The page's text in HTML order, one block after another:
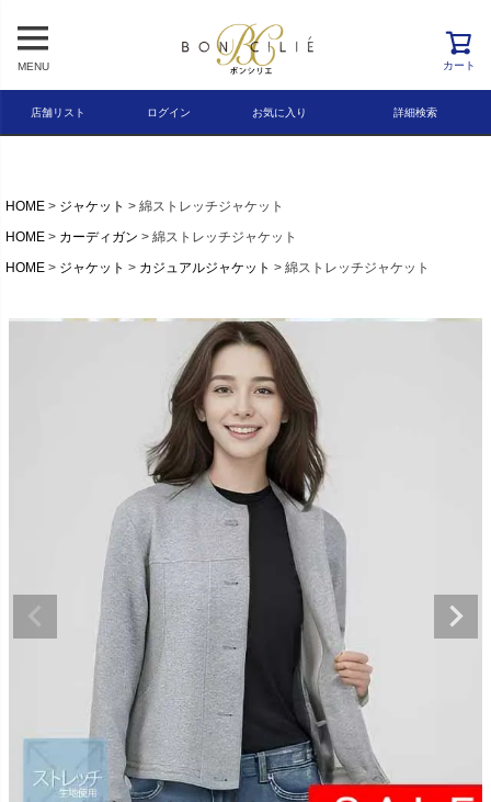
MENU カート
店舗リスト ログイン お気に入り 詳細検索
検索
HOME ジャケット
綿ストレッチジャケット
HOME
カーディガン
綿ストレッチジャケット
HOME
ジャケット カジュアルジャケット 綿ストレッチジャケット